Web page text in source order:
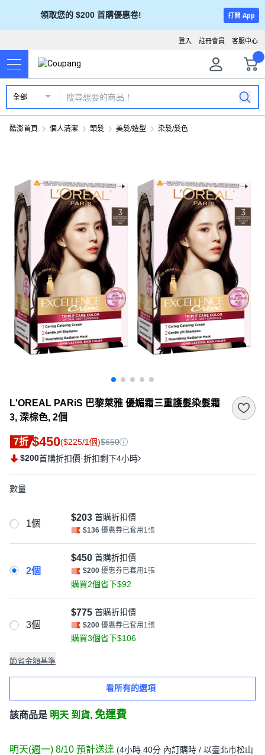
領取您的 $200 首購優惠卷! 打開 App
客服中心
註冊會員
登入
全部
酷澎首頁 個人清潔 頭髮 美髮/造型 染髮/髮色
L'OREAL PARiS 巴黎萊雅 優媚霜三重護髮染髮霜
3, 深棕色, 2個
7折 $450($225/1個)$650
$200首購折扣價·折扣剩下4小時
數量
1個
$203 首購折扣價
$136 優惠券已套用1張
2個
$450 首購折扣價
$200 優惠券已套用1張
購買2個省下$92
3個
$775 首購折扣價
$200 優惠券已套用1張
購買3個省下$106
節省金額基準
看所有的選項
該商品是 明天 到貨, 免運費
明天(週一) 8/10 預計送達 (4小時 40分 內訂購時 / 以臺北市松山